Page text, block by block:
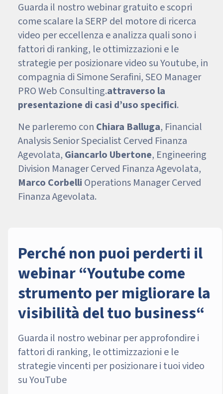
Guarda il nostro webinar gratuito e scopri
come scalare la SERP del motore di ricerca
video per eccellenza e analizza quali sono i
fattori di ranking, le ottimizzazioni e le
strategie per posizionare video su Youtube, in
compagnia di Simone Serafini, SEO Manager
PRO Web Consulting.attraverso la
presentazione di casi d’uso specifici.
Ne parleremo con Chiara Balluga, Financial
Analysis Senior Specialist Cerved Finanza
Agevolata, Giancarlo Ubertone, Engineering
Division Manager Cerved Finanza Agevolata,
Marco Corbelli Operations Manager Cerved
Finanza Agevolata.
Perché non puoi perderti il
webinar “Youtube come
strumento per migliorare la
visibilità del tuo business“
Guarda il nostro webinar per approfondire i
fattori di ranking, le ottimizzazioni e le
strategie vincenti per posizionare i tuoi video
su YouTube